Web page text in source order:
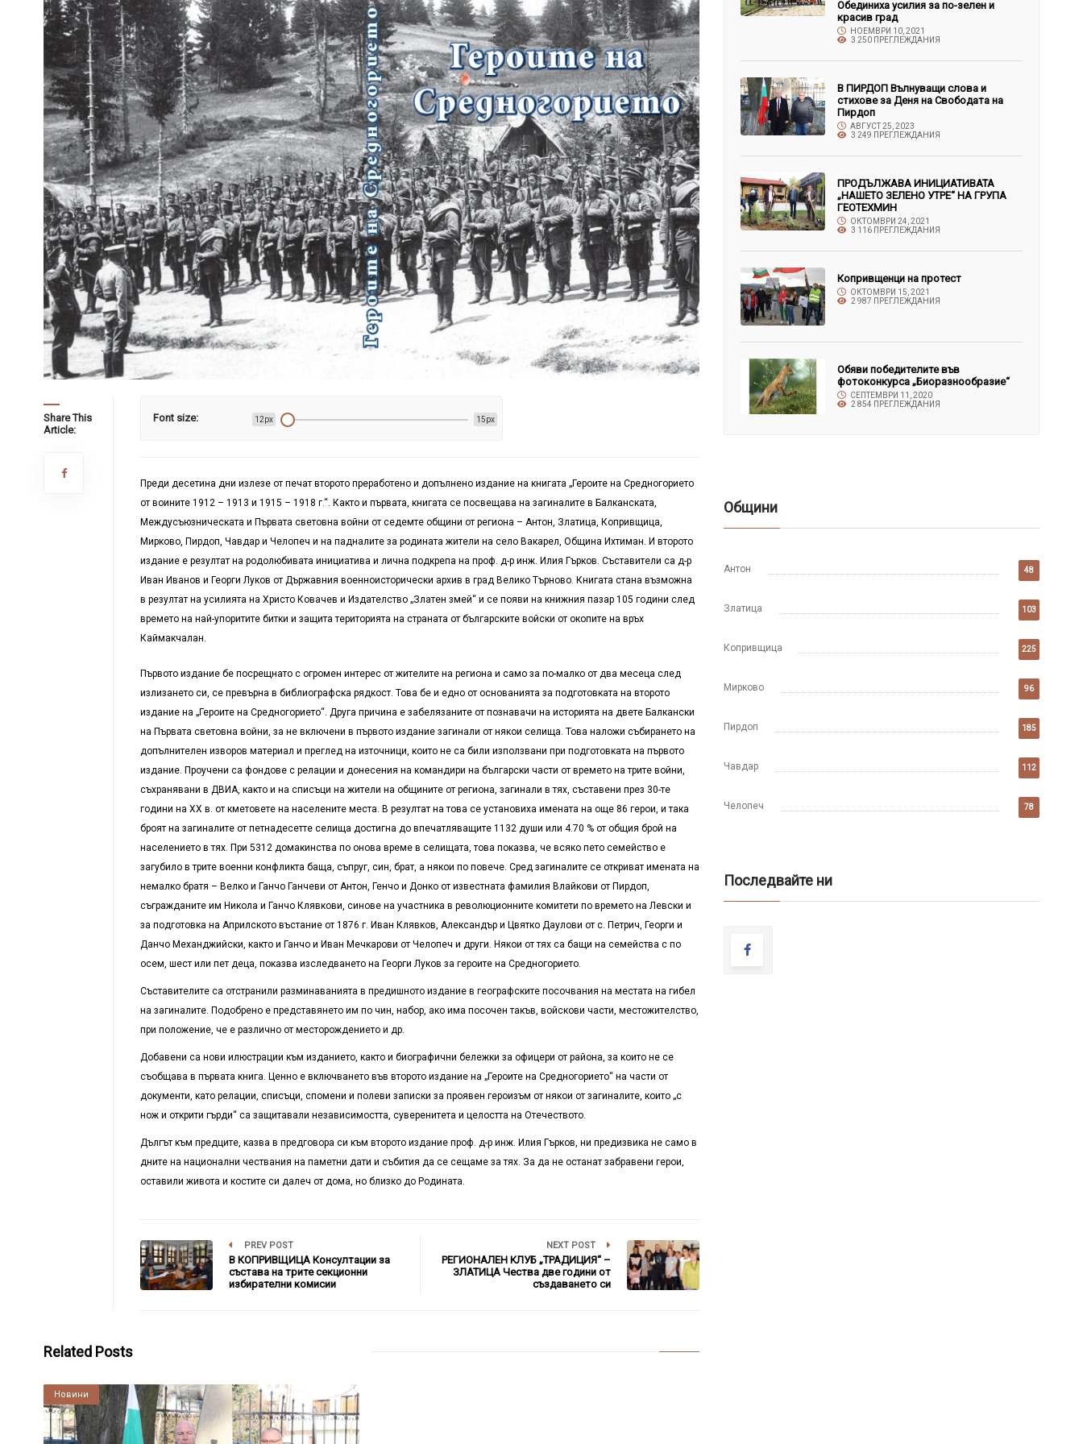
Share This
Article:
Font size: 12px 15px
Преди десетина дни излезе от печат второто преработено и допълнено издание на книгата „Героите на Средногорието
от воините 1912 – 1913 и 1915 – 1918 г.“. Както и първата, книгата се посвещава на загиналите в Балканската,
Междусъюзническата и Първата световна войни от седемте общини от региона – Антон, Златица, Копривщица,
Мирково, Пирдоп, Чавдар и Челопеч и на падналите за родината жители на село Вакарел, Община Ихтиман. И второто
издание е резултат на родолюбивата инициатива и лична подкрепа на проф. д-р инж. Илия Гърков. Съставители са д-р
Иван Иванов и Георги Луков от Държавния военноисторически архив в град Велико Търново. Книгата стана възможна
в резултат на усилията на Христо Ковачев и Издателство „Златен змей“ и се появи на книжния пазар 105 години след
времето на най-упоритите битки и защита територията на страната от българските войски от окопите на връх
Каймакчалан.
Първото издание бе посрещнато с огромен интерес от жителите на региона и само за по-малко от два месеца след
излизането си, се превърна в библиографска рядкост. Това бе и едно от основанията за подготовката на второто
издание на „Героите на Средногорието“. Друга причина е забелязаните от познавачи на историята на двете Балкански
на Първата световна войни, за не включени в първото издание загинали от някои селища. Това наложи събирането на
допълнителен изворов материал и преглед на източници, които не са били използвани при подготовката на първото
издание. Проучени са фондове с релации и донесения на командири на български части от времето на трите войни,
съхранявани в ДВИА, както и на списъци на жители на общините от региона, загинали в тях, съставени през 30-те
години на ХХ в. от кметовете на населените места. В резултат на това се установиха имената на още 86 герои, и така
броят на загиналите от петнадесетте селища достигна до впечатляващите 1132 души или 4.70 % от общия брой на
населението в тях. При 5312 домакинства по онова време в селищата, това показва, че всяко пето семейство е
загубило в трите военни конфликта баща, съпруг, син, брат, а някои по повече. Сред загиналите се откриват имената на
немалко братя – Велко и Ганчо Ганчеви от Антон, Генчо и Донко от известната фамилия Влайкови от Пирдоп,
съгражданите им Никола и Ганчо Клявкови, синове на участника в революционните комитети по времето на Левски и
за подготовка на Априлското въстание от 1876 г. Иван Клявков, Александър и Цвятко Даулови от с. Петрич, Георги и
Данчо Механджийски, както и Ганчо и Иван Мечкарови от Челопеч и други. Някои от тях са бащи на семейства с по
осем, шест или пет деца, показва изследването на Георги Луков за героите на Средногорието.
Съставителите са отстранили разминаванията в предишното издание в географските посочвания на местата на гибел
на загиналите. Подобрено е представянето им по чин, набор, ако има посочен такъв, войскови части, местожителство,
при положение, че е различно от месторождението и др.
Добавени са нови илюстрации към изданието, както и биографични бележки за офицери от района, за които не се
съобщава в първата книга. Ценно е включването във второто издание на „Героите на Средногорието“ на части от
документи, като релации, списъци, спомени и полеви записки за проявен героизъм от някои от загиналите, които „с
нож и открити гърди“ са защитавали независимостта, суверенитета и целостта на Отечеството.
Дългът към предците, казва в предговора си към второто издание проф. д-р инж. Илия Гърков, ни предизвика не само в
дните на национални чествания на паметни дати и събития да се сещаме за тях. За да не останат забравени герои,
оставили живота и костите си далеч от дома, но близко до Родината.
PREV POST
В КОПРИВЩИЦА Консултации за
състава на трите секционни
избирателни комисии
NEXT POST
РЕГИОНАЛЕН КЛУБ „ТРАДИЦИЯ“ –
ЗЛАТИЦА Чества две години от
създаването си
Related Posts
Култура
Новини
Обединиха усилия за по-зелен и
красив град
НОЕМВРИ 10, 2021
3 250 ПРЕГЛЕЖДАНИЯ
В ПИРДОП Вълнуващи слова и
стихове за Деня на Свободата на
Пирдоп
АВГУСТ 25, 2023
3 249 ПРЕГЛЕЖДАНИЯ
ПРОДЪЛЖАВА ИНИЦИАТИВАТА
„НАШЕТО ЗЕЛЕНО УТРЕ“ НА ГРУПА
ГЕОТЕХМИН
ОКТОМВРИ 24, 2021
3 116 ПРЕГЛЕЖДАНИЯ
Копривщенци на протест
ОКТОМВРИ 15, 2021
2 987 ПРЕГЛЕЖДАНИЯ
Обяви победителите във
фотоконкурса „Биоразнообразие“
СЕПТЕМВРИ 11, 2020
2 854 ПРЕГЛЕЖДАНИЯ
Общини
Антон 48
Златица 103
Копривщица 225
Мирково 96
Пирдоп 185
Чавдар 112
Челопеч 78
Последвайте ни